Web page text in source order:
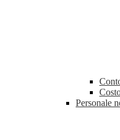
Personale